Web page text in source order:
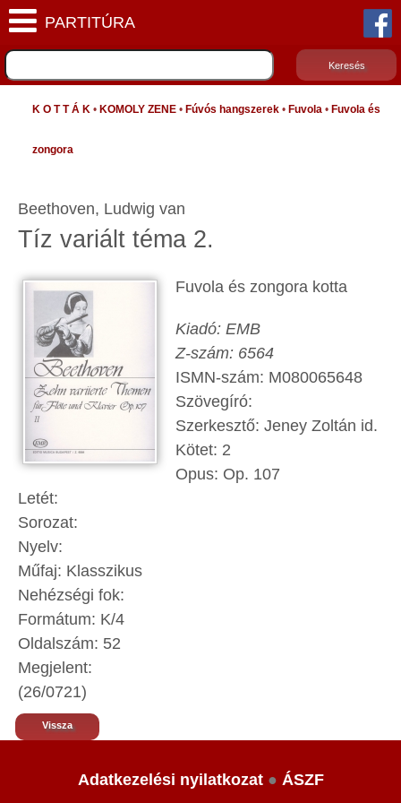
K O T T Á K • KOMOLY ZENE • Fúvós hangszerek • Fuvola • Fuvola és
zongora
Beethoven, Ludwig van
Tíz variált téma 2.
Fuvola és zongora kotta
Kiadó: EMB
Z-szám: 6564
ISMN-szám: M080065648
Szövegíró:
Szerkesztő: Jeney Zoltán id.
Kötet: 2
Opus: Op. 107
Letét:
Sorozat:
Nyelv:
Műfaj: Klasszikus
Nehézségi fok:
Formátum: K/4
Oldalszám: 52
Megjelent:
(26/0721)
Vissza
Adatkezelési nyilatkozat● ÁSZF